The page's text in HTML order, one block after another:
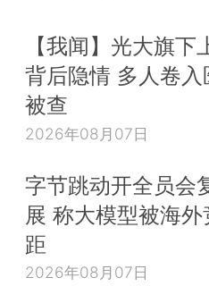
【我闻】光大旗下
背后隐情 多人卷
被查
2026年08月07日
字节跳动开全员会
展 称大模型被海
距
2026年08月07日